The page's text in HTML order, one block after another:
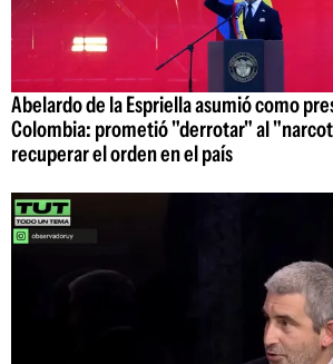
Abelardo de la Espriella asumió como
Colombia: prometió "derrotar" al
recuperar el orden en el país